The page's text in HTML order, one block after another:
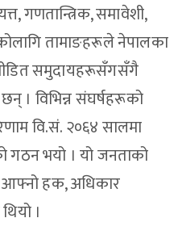
गणतान्त्रिक, समावेशी,
तामाङहरूले नेपालका
समुदायहरूसँगसँगै
। विभिन्न संघर्षहरूको
वि.सं. २०६४ सालमा
गठन भयो । यो जनताको
आफ्नो हक, अधिकार
।